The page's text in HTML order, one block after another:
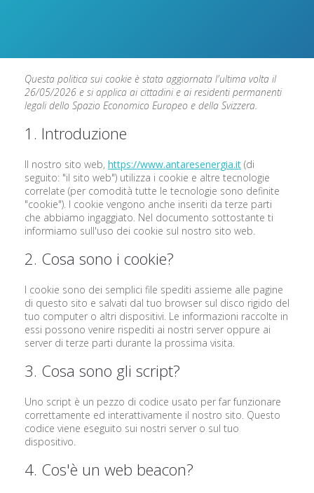
Questa politica sui cookie è stata aggiornata l'ultima volta il
26/05/2026 e si applica ai cittadini e ai residenti permanenti
legali dello Spazio Economico Europeo e della Svizzera.
1. Introduzione
Il nostro sito web, https://www.antaresenergia.it (di
seguito: "il sito web") utilizza i cookie e altre tecnologie
correlate (per comodità tutte le tecnologie sono definite
"cookie"). I cookie vengono anche inseriti da terze parti
che abbiamo ingaggiato. Nel documento sottostante ti
informiamo sull'uso dei cookie sul nostro sito web.
2. Cosa sono i cookie?
I cookie sono dei semplici file spediti assieme alle pagine
di questo sito e salvati dal tuo browser sul disco rigido del
tuo computer o altri dispositivi. Le informazioni raccolte in
essi possono venire rispediti ai nostri server oppure ai
server di terze parti durante la prossima visita.
3. Cosa sono gli script?
Uno script è un pezzo di codice usato per far funzionare
correttamente ed interattivamente il nostro sito. Questo
codice viene eseguito sui nostri server o sul tuo
dispositivo.
4. Cos'è un web beacon?